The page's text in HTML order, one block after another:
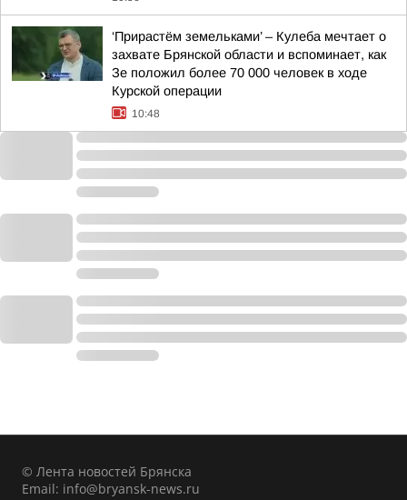
‘Прирастём земельками’ – Кулеба мечтает о
захвате Брянской области и вспоминает, как
Зе положил более 70 000 человек в ходе
Курской операции
10:48
© Лента новостей Брянска
Email: info@bryansk-news.ru